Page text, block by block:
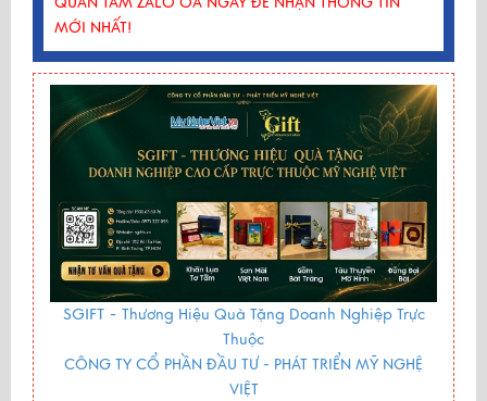
MỚI NHẤT!
SGIFT - Thương Hiệu Quà Tặng Doanh Nghiệp Trực
Thuộc
CÔNG TY CỔ PHẦN ĐẦU TƯ - PHÁT TRIỂN MỸ NGHỆ
VIỆT